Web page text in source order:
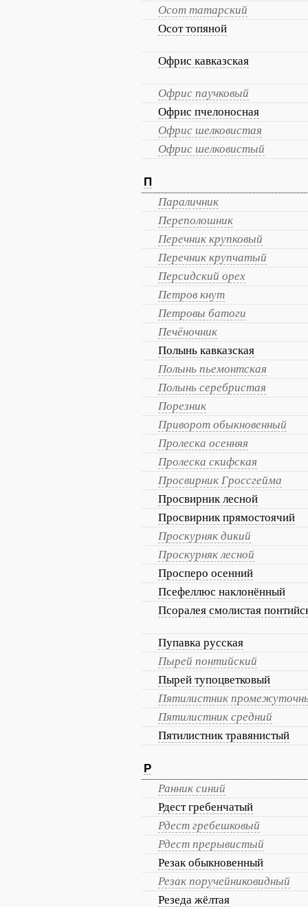
Осот татарский
Осот топяной
Офрис кавказская
Офрис паучковый
Офрис пчелоносная
Офрис шелковистая
Офрис шелковистый
П
Параличник
Переполошник
Перечник крупковый
Перечник крупчатый
Персидский орех
Петров кнут
Петровы батоги
Печёночник
Полынь кавказская
Полынь пьемонтская
Полынь серебристая
Порезник
Приворот обыкновенный
Пролеска осенняя
Пролеска скифская
Просвирник Гроссгейма
Просвирник лесной
Просвирник прямостоячий
Проскурняк дикий
Проскурняк лесной
Просперо осенний
Псефеллюс наклонённый
Псоралея смолистая
Пупавка русская
Пырей понтийский
Пырей тупоцветковый
Пятилистник
Пятилистник средний
Пятилистник травянистый
Р
Ранник синий
Рдест гребенчатый
Рдест гребешковый
Рдест прерывистый
Резак обыкновенный
Резак поручейниковидный
Резеда жёлтая